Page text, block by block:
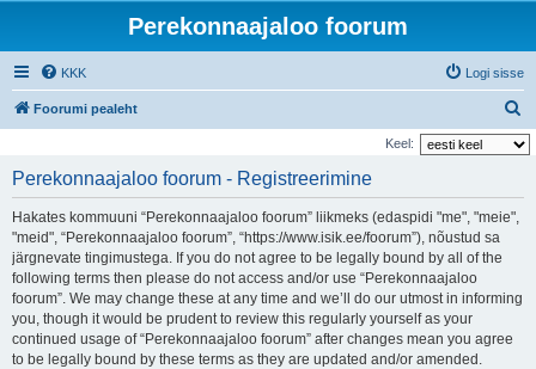
Perekonnaajaloo foorum
KKK Logi sisse
Foorumi pealeht
t
Keel:
Perekonnaajaloo foorum - Registreerimine
Hakates kommuuni “Perekonnaajaloo foorum” liikmeks (edaspidi "me", "meie",
"meid", “Perekonnaajaloo foorum”, “https://www.isik.ee/foorum”), nõustud sa
järgnevate tingimustega. If you do not agree to be legally bound by all of the
following terms then please do not access and/or use “Perekonnaajaloo
foorum”. We may change these at any time and we’ll do our utmost in informing
you, though it would be prudent to review this regularly yourself as your
continued usage of “Perekonnaajaloo foorum” after changes mean you agree
to be legally bound by these terms as they are updated and/or amended.